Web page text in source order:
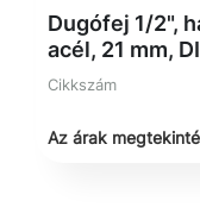
Dugófej 1/2",
acél, 21 mm,
Cikkszám
Az árak